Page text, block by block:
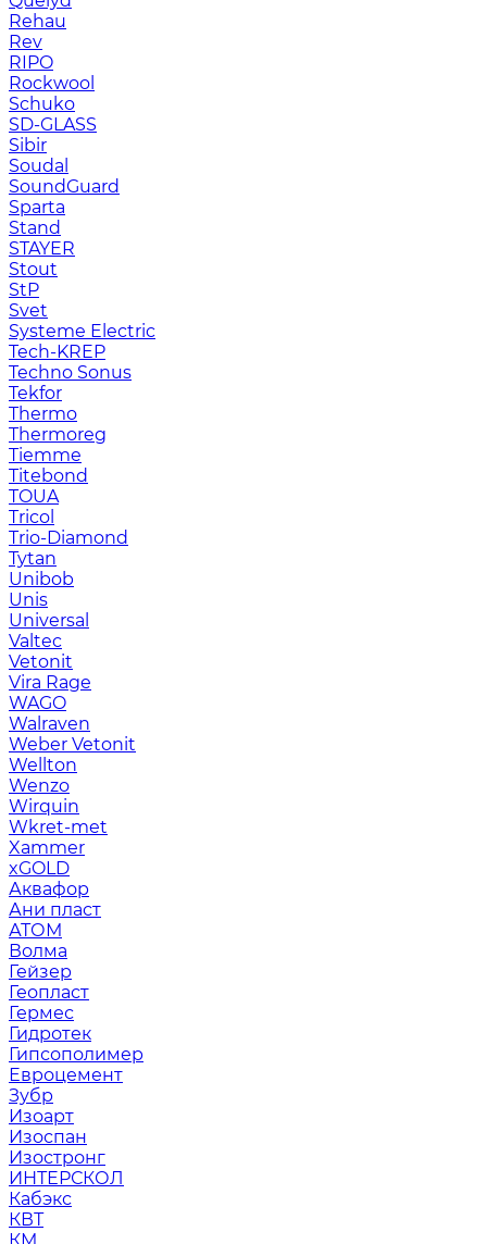
Rehau
Rev
RIPO
Rockwool
Schuko
SD-GLASS
Sibir
Soudal
SoundGuard
Sparta
Stand
STAYER
Stout
StP
Svet
Systeme Electric
Tech-KREP
Techno Sonus
Tekfor
Thermo
Thermoreg
Tiemme
Titebond
TOUA
Tricol
Trio-Diamond
Tytan
Unibob
Unis
Universal
Valtec
Vetonit
Vira Rage
WAGO
Walraven
Weber Vetonit
Wellton
Wenzo
Wirquin
Wkret-met
Xammer
xGOLD
Аквафор
Ани пласт
АТОМ
Волма
Гейзер
Геопласт
Гермес
Гидротек
Гипсополимер
Евроцемент
Зубр
Изоарт
Изоспан
Изостронг
ИНТЕРСКОЛ
Кабэкс
КВТ